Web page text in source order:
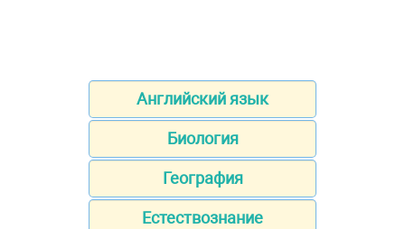
Английский язык
Биология
География
Естествознание